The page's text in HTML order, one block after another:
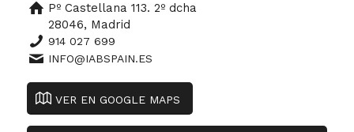
Pº Castellana 113. 2º dcha
28046, Madrid
914 027 699
INFO@IABSPAIN.ES
VER EN GOOGLE MAPS